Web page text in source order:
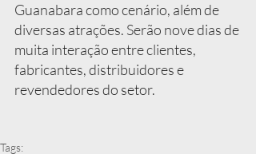
Guanabara como cenário, além de
diversas atrações. Serão nove dias de
muita interação entre clientes,
fabricantes, distribuidores e
revendedores do setor.
Tags: